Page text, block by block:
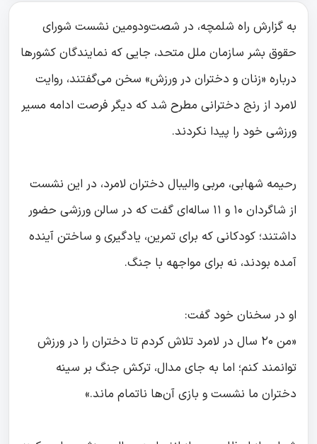
به گزارش راه شلمچه، در شصت‌ودومین نشست شورای
حقوق بشر سازمان ملل متحد، جایی که نمایندگان کشورها
درباره «زنان و دختران در ورزش» سخن می‌گفتند، روایت
لامرد از رنج دخترانی مطرح شد که دیگر فرصت ادامه مسیر
ورزشی خود را پیدا نکردند.
رحیمه شهابی، مربی والیبال دختران لامرد، در این نشست
از شاگردان ۱۰ و ۱۱ ساله‌ای گفت که در سالن ورزشی حضور
داشتند؛ کودکانی که برای تمرین، یادگیری و ساختن آینده
آمده بودند، نه برای مواجهه با جنگ.
او در سخنان خود گفت:
«من ۲۰ سال در لامرد تلاش کردم تا دختران را در ورزش
توانمند کنم؛ اما به جای مدال، ترکش جنگ بر سینه
دختران ما نشست و بازی آن‌ها ناتمام ماند.»